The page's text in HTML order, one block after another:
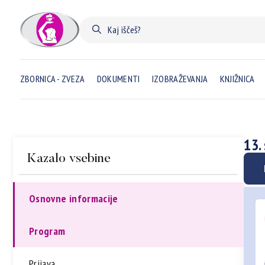
ZBORNICA - ZVEZA DOKUMENTI IZOBRAŽEVANJA KNJIŽNICA
Kazalo vsebine
Osnovne informacije
Program